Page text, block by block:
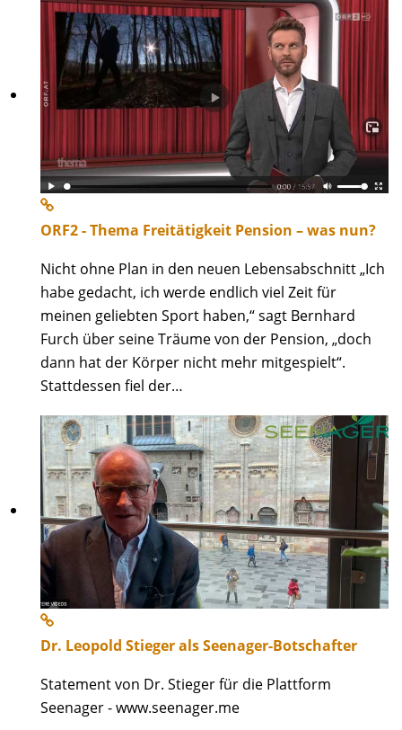
ORF2 - Thema Freitätigkeit Pension – was nun?
Nicht ohne Plan in den neuen Lebensabschnitt „Ich
habe gedacht, ich werde endlich viel Zeit für
meinen geliebten Sport haben,“ sagt Bernhard
Furch über seine Träume von der Pension, „doch
dann hat der Körper nicht mehr mitgespielt“.
Stattdessen fiel der…
Dr. Leopold Stieger als Seenager-Botschafter
Statement von Dr. Stieger für die Plattform
Seenager - www.seenager.me